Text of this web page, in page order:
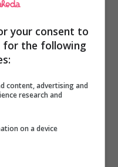
la scarpetta, in
tritata
your consent to
for the following
content, advertising and
research and
on a device